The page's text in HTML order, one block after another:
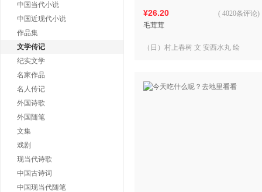
中国当代小说
中国近现代小说
作品集
文学传记
纪实文学
名家作品
名人传记
外国诗歌
外国随笔
文集
戏剧
现当代诗歌
中国古诗词
中国现当代随笔
¥26.20
毛茸茸
( 4020条评论)
（日）村上春树 文 安西水丸 绘